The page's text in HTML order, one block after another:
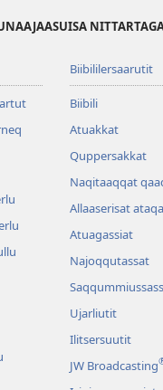
Biibililersaarutit
Biibili
Atuakkat
Quppersakkat
Naqitaaqqat
Allaaserisat
Atuagassiat
Najoqqutassat
Ujarliutit
Ilitsersuutit
JW Broadcasting